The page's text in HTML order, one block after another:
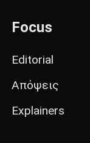
Focus
Editorial
Απόψεις
Explainers